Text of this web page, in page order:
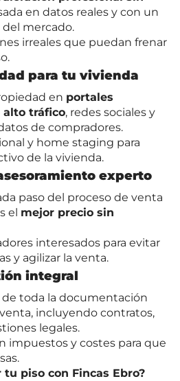
en datos reales y con un
del mercado.
irreales que puedan frenar
para tu vivienda
en portales
alto tráfico, redes sociales y
de compradores.
y home staging para
de la vivienda.
experto
paso del proceso de venta
el mejor precio sin
interesados para evitar
y agilizar la venta.
integral
de toda la documentación
incluyendo contratos,
legales.
impuestos y costes para que
piso con Fincas Ebro?